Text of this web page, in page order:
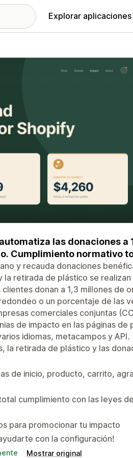
Explorar aplicaciones
las donaciones a
Cumplimiento normativo
y recauda donaciones
la retirada de plástico se
donan a 1,3 millones de
o un porcentaje de las
comerciales conjuntas
de impacto en las páginas
idiomas, metacampos y API.
la retirada de plástico y las
de inicio, producto, carrito,
cumplimiento con las leyes
para promocionar tu impacto
con la configuración!
Mostrar original